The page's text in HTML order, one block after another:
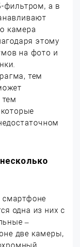
фильтром, а в
камера
этому
на фото и
тем
смартфоне
одна из них с
–
две камеры,